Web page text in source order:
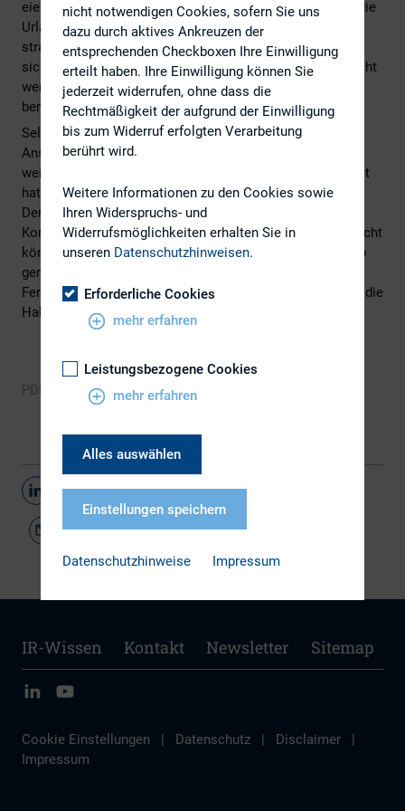
eierlegende Wollmilchsau nicht ewig stand. Deshalb ist die
Urlaubspause nicht als Unterbrechung, sondern Teil der
strategischen Aufstellung zu betrachten. Denn eins ist
sicher: Das zweite Halbjahr 2025 wird voraussichtlich nicht
weniger – sagen wir “interessante” – Ereignisse
bereithalten.
Selbst die BaFin trägt diesmal zur Reduktion der
Anspannung bei, indem sie keinen Bedarf für eine
weitergehende Regulierung der Preclose Calls festgestellt
hat. Es gibt sie also doch noch, die guten Nachrichten.
Dennoch sollten Unternehmen ihre
Kommunikationspraktiken überprüfen, denn das Kartellrecht
könnte tangiert sein. Aber dazu ist noch nach dem Urlaub
genügend Zeit. Jetzt wünschen wir Ihnen erstmal schöne
Ferien – kommen Sie gestärkt wieder zurück, wenn dann die
Halbjahresergebnisse zu verkünden sind.
PDF, 232 KB Download
Teilen
IR-Wissen Kontakt Newsletter Sitemap
Cookie Einstellungen | Datenschutz | Disclaimer
|
Impressum
nicht notwendigen Cookies, sofern Sie uns
dazu durch aktives Ankreuzen der
entsprechenden Checkboxen Ihre Einwilligung
erteilt haben. Ihre Einwilligung können Sie
jederzeit widerrufen, ohne dass die
Rechtmäßigkeit der aufgrund der Einwilligung
bis zum Widerruf erfolgten Verarbeitung
berührt wird.
Weitere Informationen zu den Cookies sowie
Ihren Widerspruchs- und
Widerrufsmöglichkeiten erhalten Sie in
unseren Datenschutzhinweisen.
Erforderliche Cookies
mehr erfahren
Leistungsbezogene Cookies
mehr erfahren
Alles auswählen
Einstellungen speichern
Datenschutzhinweise Impressum